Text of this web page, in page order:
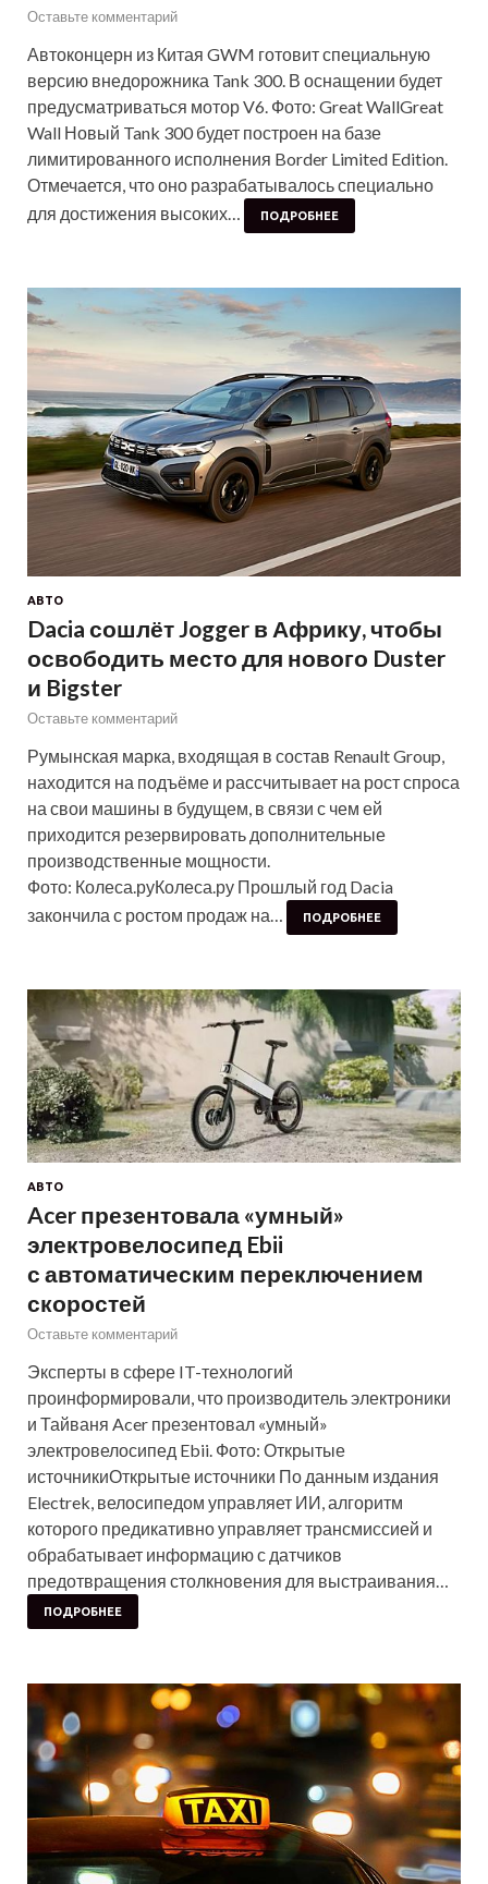
Оставьте комментарий
Автоконцерн из Китая GWM готовит специальную
версию внедорожника Tank 300. В оснащении будет
предусматриваться мотор V6. Фото: Great WallGreat
Wall Новый Tank 300 будет построен на базе
лимитированного исполнения Border Limited Edition.
Отмечается, что оно разрабатывалось специально
для достижения высоких…
ПОДРОБНЕЕ
АВТО
Dacia сошлёт Jogger в Африку, чтобы
освободить место для нового Duster
и Bigster
Оставьте комментарий
Румынская марка, входящая в состав Renault Group,
находится на подъёме и рассчитывает на рост спроса
на свои машины в будущем, в связи с чем ей
приходится резервировать дополнительные
производственные мощности.
Фото: Колеса.руКолеса.ру Прошлый год Dacia
закончила с ростом продаж на…
ПОДРОБНЕЕ
АВТО
Acer презентовала «умный»
электровелосипед Ebii
с автоматическим переключением
скоростей
Оставьте комментарий
Эксперты в сфере IT-технологий
проинформировали, что производитель электроники
и Тайваня Acer презентовал «умный»
электровелосипед Ebii. Фото: Открытые
источникиОткрытые источники По данным издания
Electrek, велосипедом управляет ИИ, алгоритм
которого предикативно управляет трансмиссией и
обрабатывает информацию с датчиков
предотвращения столкновения для выстраивания…
ПОДРОБНЕЕ